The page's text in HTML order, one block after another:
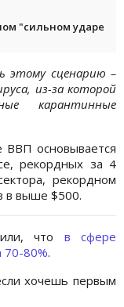
"сильном ударе
этому сценарию –
из-за которой
карантинные
основывается
рекордных за 4
рекордном
в выше $500.
что в сфере
70-80%.
хочешь первым